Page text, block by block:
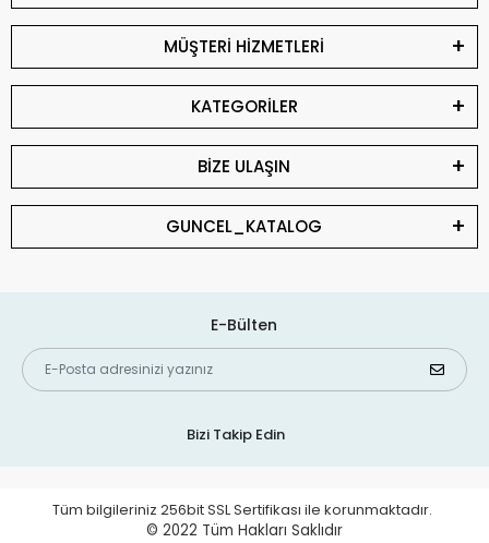
MÜŞTERİ HİZMETLERİ
KATEGORİLER
BİZE ULAŞIN
GUNCEL_KATALOG
E-Bülten
Bizi Takip Edin
Tüm bilgileriniz 256bit SSL Sertifikası ile korunmaktadır.
© 2022 Tüm Hakları Saklıdır